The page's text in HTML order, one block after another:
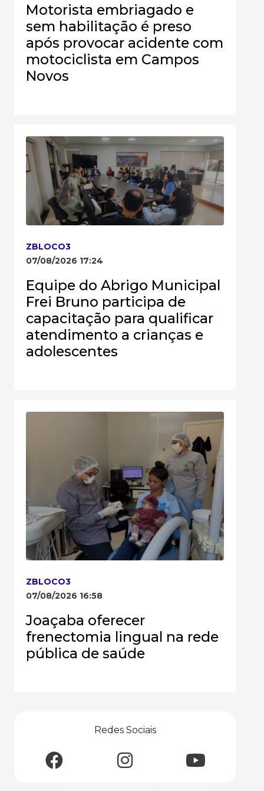
Motorista embriagado e
sem habilitação é preso
após provocar acidente com
motociclista em Campos
Novos
ZBLOCO3
07/08/2026 17:24
Equipe do Abrigo Municipal
Frei Bruno participa de
capacitação para qualificar
atendimento a crianças e
adolescentes
ZBLOCO3
07/08/2026 16:58
Joaçaba oferecer
frenectomia lingual na rede
pública de saúde
Redes Sociais